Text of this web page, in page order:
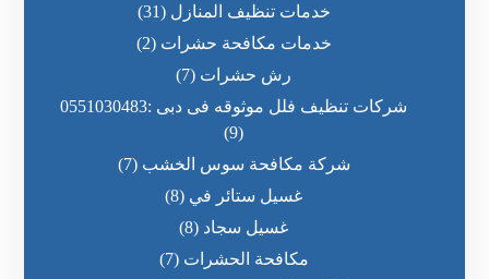
خدمات تنظيف المنازل (31)
خدمات مكافحة حشرات (2)
رش حشرات (7)
شركات تنظيف فلل موثوقه فى دبى :0551030483
(9)
شركة مكافحة سوس الخشب (7)
غسيل ستائر في (8)
غسيل سجاد (8)
مكافحة الحشرات (7)